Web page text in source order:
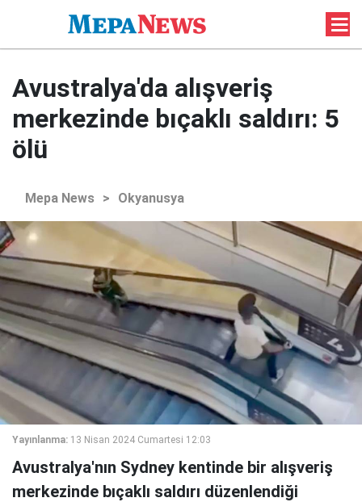
Avustralya'da alışveriş
merkezinde bıçaklı saldırı: 5
ölü
Mepa News > Okyanusya
Yayınlanma: 13 Nisan 2024 Cumartesi 12:03
Avustralya'nın Sydney kentinde bir alışveriş
merkezinde bıçaklı saldırı düzenlendiği